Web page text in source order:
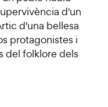
d'un
d'una bellesa
protagonistes i
del folklore dels